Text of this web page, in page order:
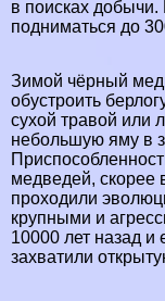
в поисках добычи.
подниматься до
Зимой чёрный
обустроить
сухой травой или
небольшую яму в
медведей, скорее
проходили
крупными и
10000 лет назад
захватили